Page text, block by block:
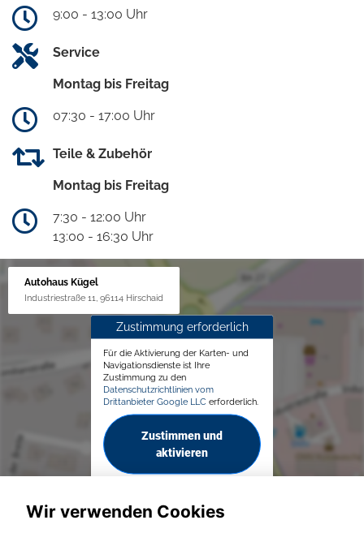
9:00 - 13:00 Uhr
Service
Montag bis Freitag
07:30 - 17:00 Uhr
Teile & Zubehör
Montag bis Freitag
7:30 - 12:00 Uhr
13:00 - 16:30 Uhr
Autohaus Kügel
Industriestraße 11, 96114 Hirschaid
Zustimmung erforderlich
Für die Aktivierung der Karten- und
Navigationsdienste ist Ihre
Zustimmung zu den
Datenschutzrichtlinien vom
Drittanbieter Google LLC erforderlich.
Zustimmen und
aktivieren
Wir verwenden Cookies